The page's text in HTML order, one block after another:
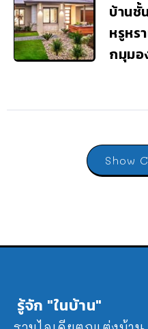
บ้านชั้
หรูหร
กมุมอ
Show
รู้จัก "ในบ้าน"